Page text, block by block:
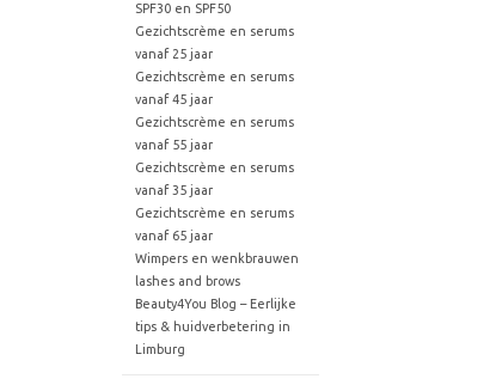
SPF30 en SPF50
Gezichtscrème en serums
vanaf 25 jaar
Gezichtscrème en serums
vanaf 45 jaar
Gezichtscrème en serums
vanaf 55 jaar
Gezichtscrème en serums
vanaf 35 jaar
Gezichtscrème en serums
vanaf 65 jaar
Wimpers en wenkbrauwen
lashes and brows
Beauty4You Blog – Eerlijke
tips & huidverbetering in
Limburg